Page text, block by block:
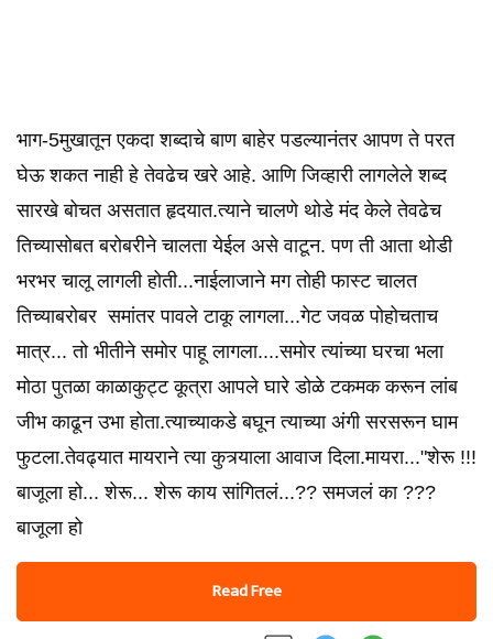
भाग-5मुखातून एकदा शब्दाचे बाण बाहेर पडल्यानंतर आपण ते परत
घेऊ शकत नाही हे तेवढेच खरे आहे. आणि जिव्हारी लागलेले शब्द
सारखे बोचत असतात हृदयात.त्याने चालणे थोडे मंद केले तेवढेच
तिच्यासोबत बरोबरीने चालता येईल असे वाटून. पण ती आता थोडी
भरभर चालू लागली होती...नाईलाजाने मग तोही फास्ट चालत
तिच्याबरोबर समांतर पावले टाकू लागला...गेट जवळ पोहोचताच
मात्र... तो भीतीने समोर पाहू लागला....समोर त्यांच्या घरचा भला
मोठा पुतळा काळाकुट्ट कूत्रा आपले घारे डोळे टकमक करून लांब
जीभ काढून उभा होता.त्याच्याकडे बघून त्याच्या अंगी सरसरून घाम
फुटला.तेवढ्यात मायराने त्या कुत्र्याला आवाज दिला.मायरा..."शेरू !!!
बाजूला हो... शेरू... शेरू काय सांगितलं...?? समजलं का ???
बाजूला हो
Read Free